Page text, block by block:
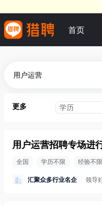
首页
更多 学历
用户运营招聘专场进
全国 学历不限 经验不限
汇聚众多行业名企 领导